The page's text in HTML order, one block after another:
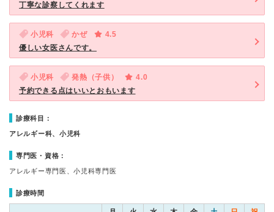
丁寧な診察してくれます
小児科 かぜ
4.5
優しい女医さんです。
小児科 発熱（子供）
4.0
予約できる点はいいとおもいます
診療科目：
アレルギー科、小児科
専門医・資格：
アレルギー専門医、小児科専門医
診療時間